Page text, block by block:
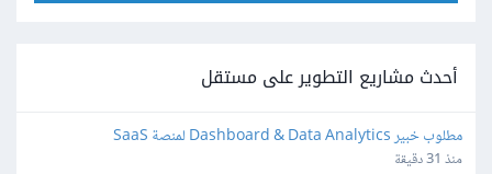
أحدث مشاريع التطوير على مستقل
مطلوب خبير Dashboard & Data Analytics لمنصة SaaS
منذ 31 دقيقة